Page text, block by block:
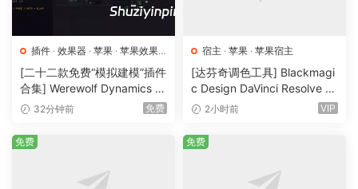
插件 · 效果器 · 苹果 · 苹果效果
器
[二十二款免费“模拟建模”插件
合集] Werewolf Dynamics Pl
ugins Bundle v0.7.6 VST3 C
85MB+313MB)
32分钟前 免费
宿主 · 苹果 · 苹果宿主
[达芬奇调色工具] Blackmagi
c Design DaVinci Resolve St
udio 21.0.4 Multilingual [Ma
2小时前 VIP
免费 免费